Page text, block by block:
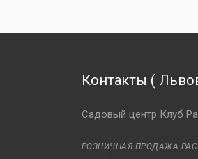
Контакты (
Садовый центр Клуб
РОЗНИЧНАЯ ПРОДАЖА